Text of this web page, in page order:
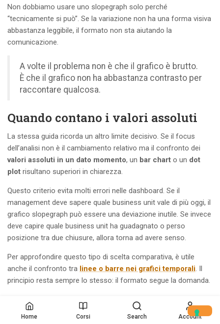
Non dobbiamo usare uno slopegraph solo perché
“tecnicamente si può”. Se la variazione non ha una forma visiva
abbastanza leggibile, il formato non sta aiutando la
comunicazione.
A volte il problema non è che il grafico è brutto.
È che il grafico non ha abbastanza contrasto per
raccontare qualcosa.
Quando contano i valori assoluti
La stessa guida ricorda un altro limite decisivo. Se il focus
dell’analisi non è il cambiamento relativo ma il confronto dei
valori assoluti in un dato momento, un bar chart o un dot
plot risultano superiori in chiarezza.
Questo criterio evita molti errori nelle dashboard. Se il
management deve sapere quale business unit vale di più oggi, il
grafico slopegraph può essere una deviazione inutile. Se invece
deve capire quale business unit ha guadagnato o perso
posizione tra due chiusure, allora torna ad avere senso.
Per approfondire questo tipo di scelta comparativa, è utile
anche il confronto tra linee o barre nei grafici temporali. Il
principio resta sempre lo stesso: il formato segue la domanda.
Errori di design che lo
indeboliscono
Home Corsi Search Account